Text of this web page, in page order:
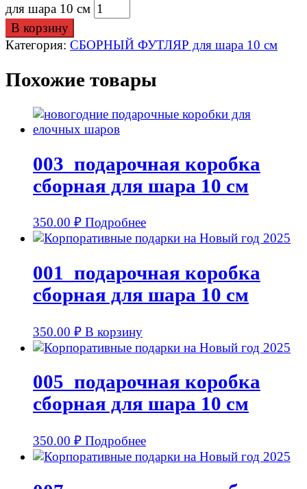
для шара 10 см
В корзину
Категория: СБОРНЫЙ ФУТЛЯР для шара 10 см
Похожие товары
003_подарочная коробка
сборная для шара 10 см
350.00 ₽ Подробнее
001_подарочная коробка
сборная для шара 10 см
350.00 ₽ В корзину
005_подарочная коробка
сборная для шара 10 см
350.00 ₽ Подробнее